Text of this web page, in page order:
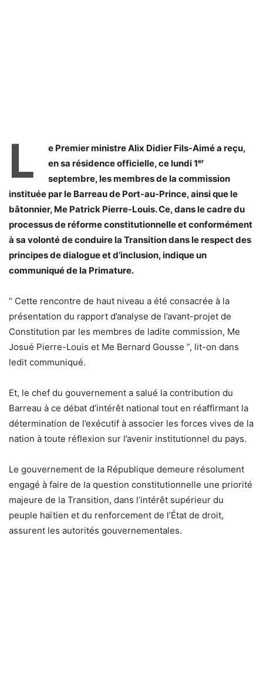
L
e Premier ministre Alix Didier Fils-Aimé a reçu,
en sa résidence officielle, ce lundi 1ᵉʳ
septembre, les membres de la commission
instituée par le Barreau de Port-au-Prince, ainsi que le
bâtonnier, Me Patrick Pierre-Louis. Ce, dans le cadre du
processus de réforme constitutionnelle et conformément
à sa volonté de conduire la Transition dans le respect des
principes de dialogue et d’inclusion, indique un
communiqué de la Primature.
“ Cette rencontre de haut niveau a été consacrée à la
présentation du rapport d’analyse de l’avant-projet de
Constitution par les membres de ladite commission, Me
Josué Pierre-Louis et Me Bernard Gousse ”, lit-on dans
ledit communiqué.
Et, le chef du gouvernement a salué la contribution du
Barreau à ce débat d’intérêt national tout en réaffirmant la
détermination de l’exécutif à associer les forces vives de la
nation à toute réflexion sur l’avenir institutionnel du pays.
Le gouvernement de la République demeure résolument
engagé à faire de la question constitutionnelle une priorité
majeure de la Transition, dans l’intérêt supérieur du
peuple haïtien et du renforcement de l’État de droit,
assurent les autorités gouvernementales.